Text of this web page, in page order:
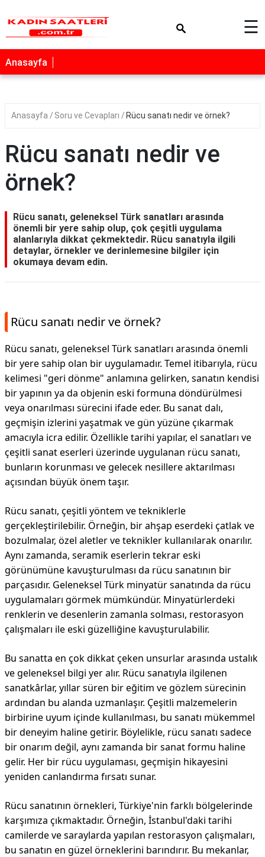
☰
Anasayfa
Anasayfa Soru ve Cevapları Rücu sanatı nedir ve örnek?
Rücu sanatı nedir ve
örnek?
Rücu sanatı, geleneksel Türk sanatları arasında
önemli bir yere sahip olup, çok çeşitli uygulama
alanlarıyla dikkat çekmektedir. Rücu sanatıyla ilgili
detaylar, örnekler ve derinlemesine bilgiler için
okumaya devam edin.
Rücu sanatı nedir ve örnek?
Rücu sanatı, geleneksel Türk sanatları arasında önemli
bir yere sahip olan bir uygulamadır. Temel itibarıyla, rücu
kelimesi "geri dönme" anlamına gelirken, sanatın kendisi
bir yapının ya da objenin eski formuna döndürülmesi
veya onarılması sürecini ifade eder. Bu sanat dalı,
geçmişin izlerini yaşatmak ve gün yüzüne çıkarmak
amacıyla icra edilir. Özellikle tarihi yapılar, el sanatları ve
çeşitli sanat eserleri üzerinde uygulanan rücu sanatı,
bunların korunması ve gelecek nesillere aktarılması
açısından büyük önem taşır.
Rücu sanatı, çeşitli yöntem ve tekniklerle
gerçekleştirilebilir. Örneğin, bir ahşap eserdeki çatlak ve
bozulmalar, özel aletler ve teknikler kullanılarak onarılır.
Aynı zamanda, seramik eserlerin tekrar eski
görünümüne kavuşturulması da rücu sanatının bir
parçasıdır. Geleneksel Türk minyatür sanatında da rücu
uygulamaları görmek mümkündür. Minyatürlerdeki
renklerin ve desenlerin zamanla solması, restorasyon
çalışmaları ile eski güzelliğine kavuşturulabilir.
Bu sanatta en çok dikkat çeken unsurlar arasında ustalık
ve geleneksel bilgi yer alır. Rücu sanatıyla ilgilenen
sanatkârlar, yıllar süren bir eğitim ve gözlem sürecinin
ardından bu alanda uzmanlaşır. Çeşitli malzemelerin
birbirine uyum içinde kullanılması, bu sanatı mükemmel
bir deneyim haline getirir. Böylelikle, rücu sanatı sadece
bir onarım değil, aynı zamanda bir sanat formu haline
gelir. Her bir rücu uygulaması, geçmişin hikayesini
yeniden canlandırma fırsatı sunar.
Rücu sanatının örnekleri, Türkiye'nin farklı bölgelerinde
karşımıza çıkmaktadır. Örneğin, İstanbul'daki tarihi
camilerde ve saraylarda yapılan restorasyon çalışmaları,
bu sanatın en güzel örneklerini barındırır. Bu mekanlar,